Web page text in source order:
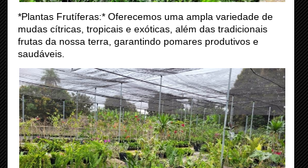
*Plantas Frutíferas:* Oferecemos uma ampla variedade de
mudas cítricas, tropicais e exóticas, além das tradicionais
frutas da nossa terra, garantindo pomares produtivos e
saudáveis.